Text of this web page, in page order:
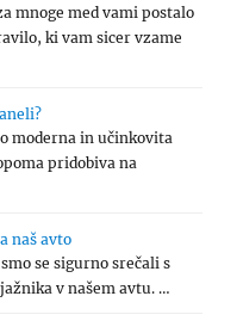
mnoge med vami postalo
ki vam sicer vzame
moderna in učinkovita
pridobiva na
naš avto
se sigurno srečali s
v našem avtu. …